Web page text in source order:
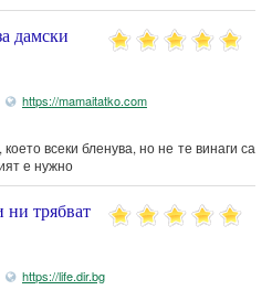
дамски
https://mamaitatko.com
всеки бленува, но не те винаги са
е нужно
ни трябват
https://life.dir.bg